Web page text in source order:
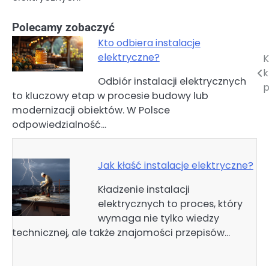
Polecamy zobaczyć
Kto odbiera instalacje
elektryczne?
Odbiór instalacji elektrycznych
to kluczowy etap w procesie budowy lub
modernizacji obiektów. W Polsce
odpowiedzialność…
Jak kłaść instalacje elektryczne?
Kładzenie instalacji
elektrycznych to proces, który
wymaga nie tylko wiedzy
technicznej, ale także znajomości przepisów…
Nawigacja